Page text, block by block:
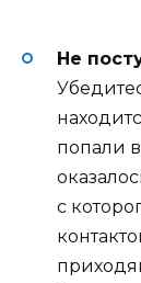
Не
попали
с